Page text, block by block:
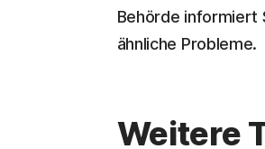
Behörde informiert
ähnliche Probleme.
Weitere